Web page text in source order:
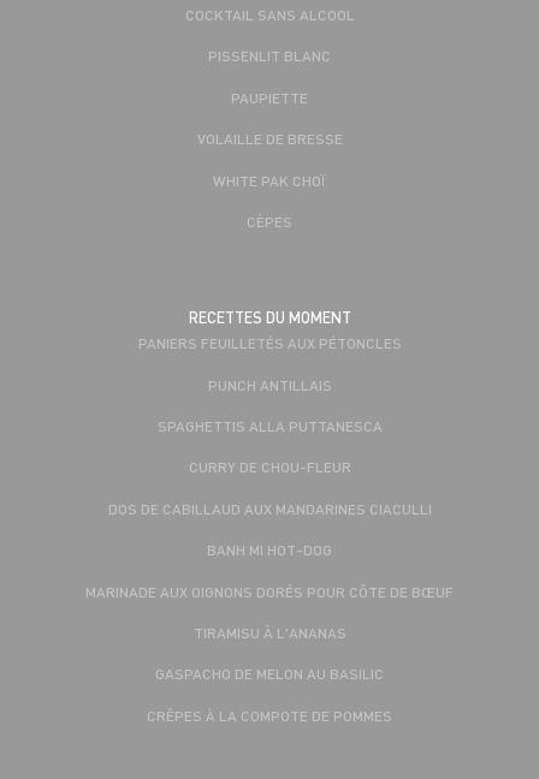
COCKTAIL SANS ALCOOL
PISSENLIT BLANC
PAUPIETTE
VOLAILLE DE BRESSE
WHITE PAK CHOÏ
CÈPES
RECETTES DU MOMENT
PANIERS FEUILLETÉS AUX PÉTONCLES
PUNCH ANTILLAIS
SPAGHETTIS ALLA PUTTANESCA
CURRY DE CHOU-FLEUR
DOS DE CABILLAUD AUX MANDARINES CIACULLI
BANH MI HOT-DOG
MARINADE AUX OIGNONS DORÉS POUR CÔTE DE BŒUF
TIRAMISU À L'ANANAS
GASPACHO DE MELON AU BASILIC
CRÊPES À LA COMPOTE DE POMMES